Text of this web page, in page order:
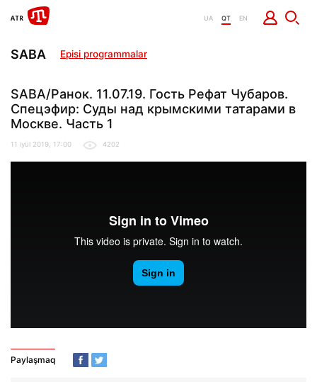
UA QT EN
SABA Episi programmalar
SABA/Ранок. 11.07.19. Гость Рефат Чубаров.
Спецэфир: Суды над крымскими татарами в
Москве. Часть 1
11 iyül 2019, 17:00 4202
Paylaşmaq